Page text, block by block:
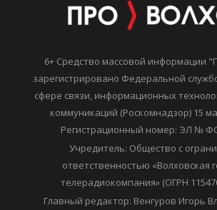
6+ Средство массовой информации
зарегистрировано Федеральной
сфере связи, информационных
коммуникаций (Роскомнадзор) 15
Регистрационный номер: ЭЛ №
Учредитель: Общество с
ответственностью «Волховская
телерадиокомпания» (ОГРН
Главный редактор: Венгуров Игорь